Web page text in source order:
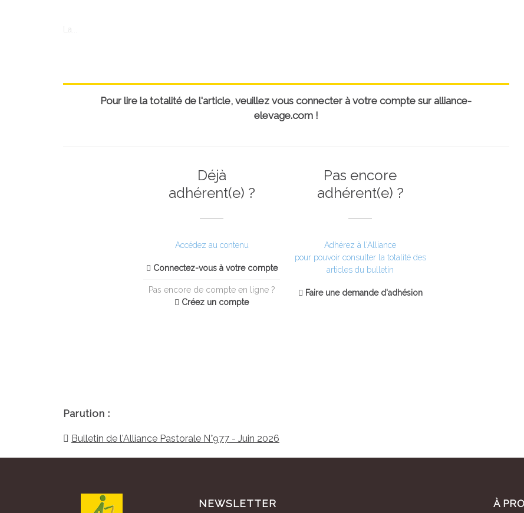
La...
Pour lire la totalité de l'article, veuillez vous connecter à votre compte sur alliance-
elevage.com !
Déjà
adhérent(e) ?
Accédez au contenu
Connectez-vous à votre compte
Pas encore de compte en ligne ?
Créez un compte
Pas encore
adhérent(e) ?
Adhérez à l'Alliance
pour pouvoir consulter la totalité des
articles du bulletin
Faire une demande d'adhésion
Parution :
Bulletin de l'Alliance Pastorale N°977 - Juin 2026
À
NEWSLETTER